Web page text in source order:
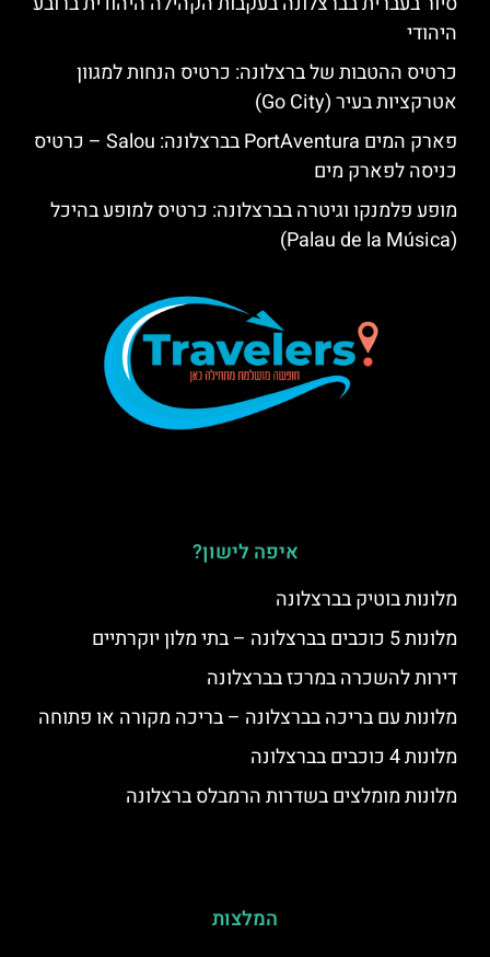
היהודי
כרטיס ההטבות של ברצלונה: כרטיס הנחות למגוון
אטרקציות בעיר (Go City)
פארק המים PortAventura בברצלונה: Salou – כרטיס
כניסה לפארק מים
מופע פלמנקו וגיטרה בברצלונה: כרטיס למופע בהיכל
(Palau de la Música)
איפה לישון?
מלונות בוטיק בברצלונה
מלונות 5 כוכבים בברצלונה – בתי מלון יוקרתיים
דירות להשכרה במרכז בברצלונה
מלונות עם בריכה בברצלונה – בריכה מקורה או פתוחה
מלונות 4 כוכבים בברצלונה
מלונות מומלצים בשדרות הרמבלס ברצלונה
המלצות